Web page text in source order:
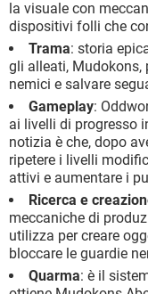
la visuale con
dispositivi folli che
Trama: storia
gli alleati, Mudokons,
nemici e salvare
Gameplay:
ai livelli di progresso
notizia è che, dopo
ripetere i livelli
attivi e aumentare i
Ricerca e
meccaniche di
utilizza per creare
bloccare le guardie
Quarma: è il